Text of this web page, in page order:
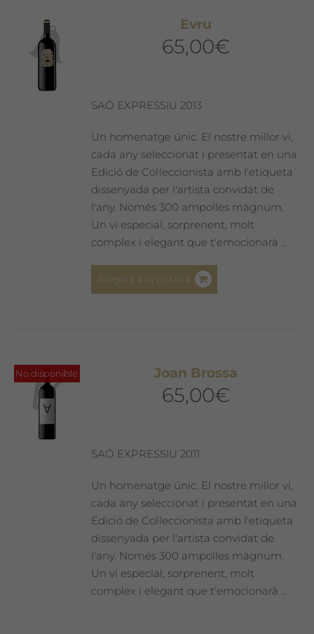
Evru
65,00€
SAÓ EXPRESSIU 2013
Un homenatge únic. El nostre millor vi,
cada any seleccionat i presentat en una
Edició de Col·leccionista amb l'etiqueta
dissenyada per l'artista convidat de
l'any. Només 300 ampolles màgnum.
Un vi especial, sorprenent, molt
complex i elegant que t'emocionarà ...
Afegeix a la cistella
No disponible Joan Brossa
65,00€
SAÓ EXPRESSIU 2011
Un homenatge únic. El nostre millor vi,
cada any seleccionat i presentat en una
Edició de Col·leccionista amb l'etiqueta
dissenyada per l'artista convidat de
l'any. Només 300 ampolles màgnum.
Un vi especial, sorprenent, molt
complex i elegant que t'emocionarà ...